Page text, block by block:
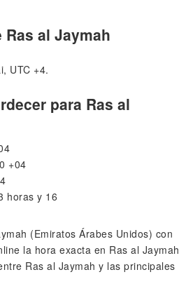
al Jaymah
UTC +4.
para Ras al
+04
horas y 16
(Emiratos Árabes Unidos) con
la hora exacta en Ras al Jaymah
Ras al Jaymah y las principales